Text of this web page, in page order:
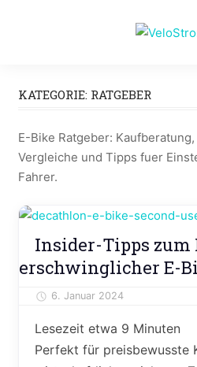
Online-
KATEGORIE: RATGEBER
E-Bike Ratgeber:
Vergleiche und Tipps fuer
Fahrer.
Bike
News
Insider-Tipps zum
erschwinglicher E-
6. Januar 2024
Lesezeit etwa 9 Minuten
Perfekt für preisbewusste